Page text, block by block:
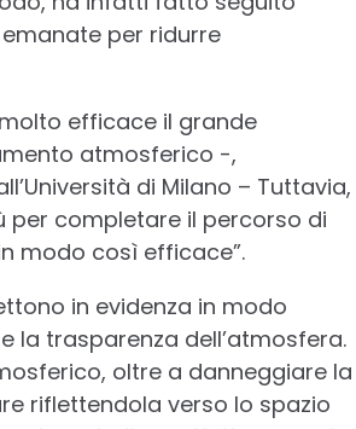
per ridurre
efficace il grande
atmosferico -,
di Milano – Tuttavia,
per completare il percorso di
modo così efficace”.
in evidenza in modo
la trasparenza dell’atmosfera.
oltre a danneggiare la
riflettendola verso lo spazio